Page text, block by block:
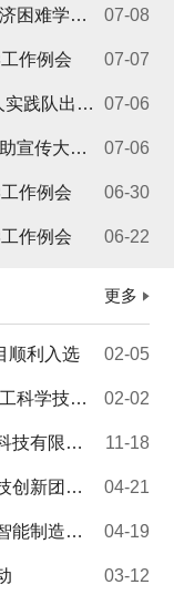
07-08
走访活动
07-07
作例会
07-06
出征仪式
07-06
政策培训会
06-30
作例会
06-22
作例会
更多
02-05
顺利入选
02-02
奖一等奖
11-18
学研合作
04-21
航专项研究
04-19
论坛成功举办
03-12